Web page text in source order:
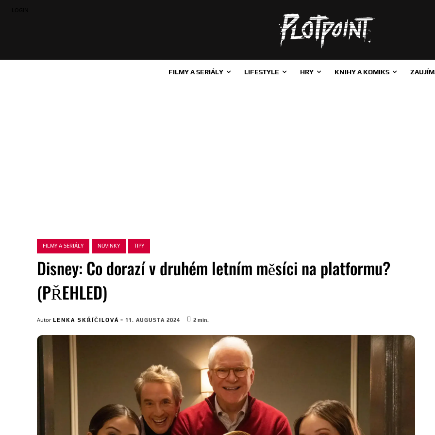
FILMY A SERIÁLY LIFESTYLE HRY KNIHY A KOMIKS
FILMY A SERIÁLY NOVINKY TIPY
Disney: Co dorazí v druhém letním měsíci na platformu?
(PŘEHLED)
Autor LENKA SKŘÍČILOVÁ - 11. AUGUSTA 2024 2 min.